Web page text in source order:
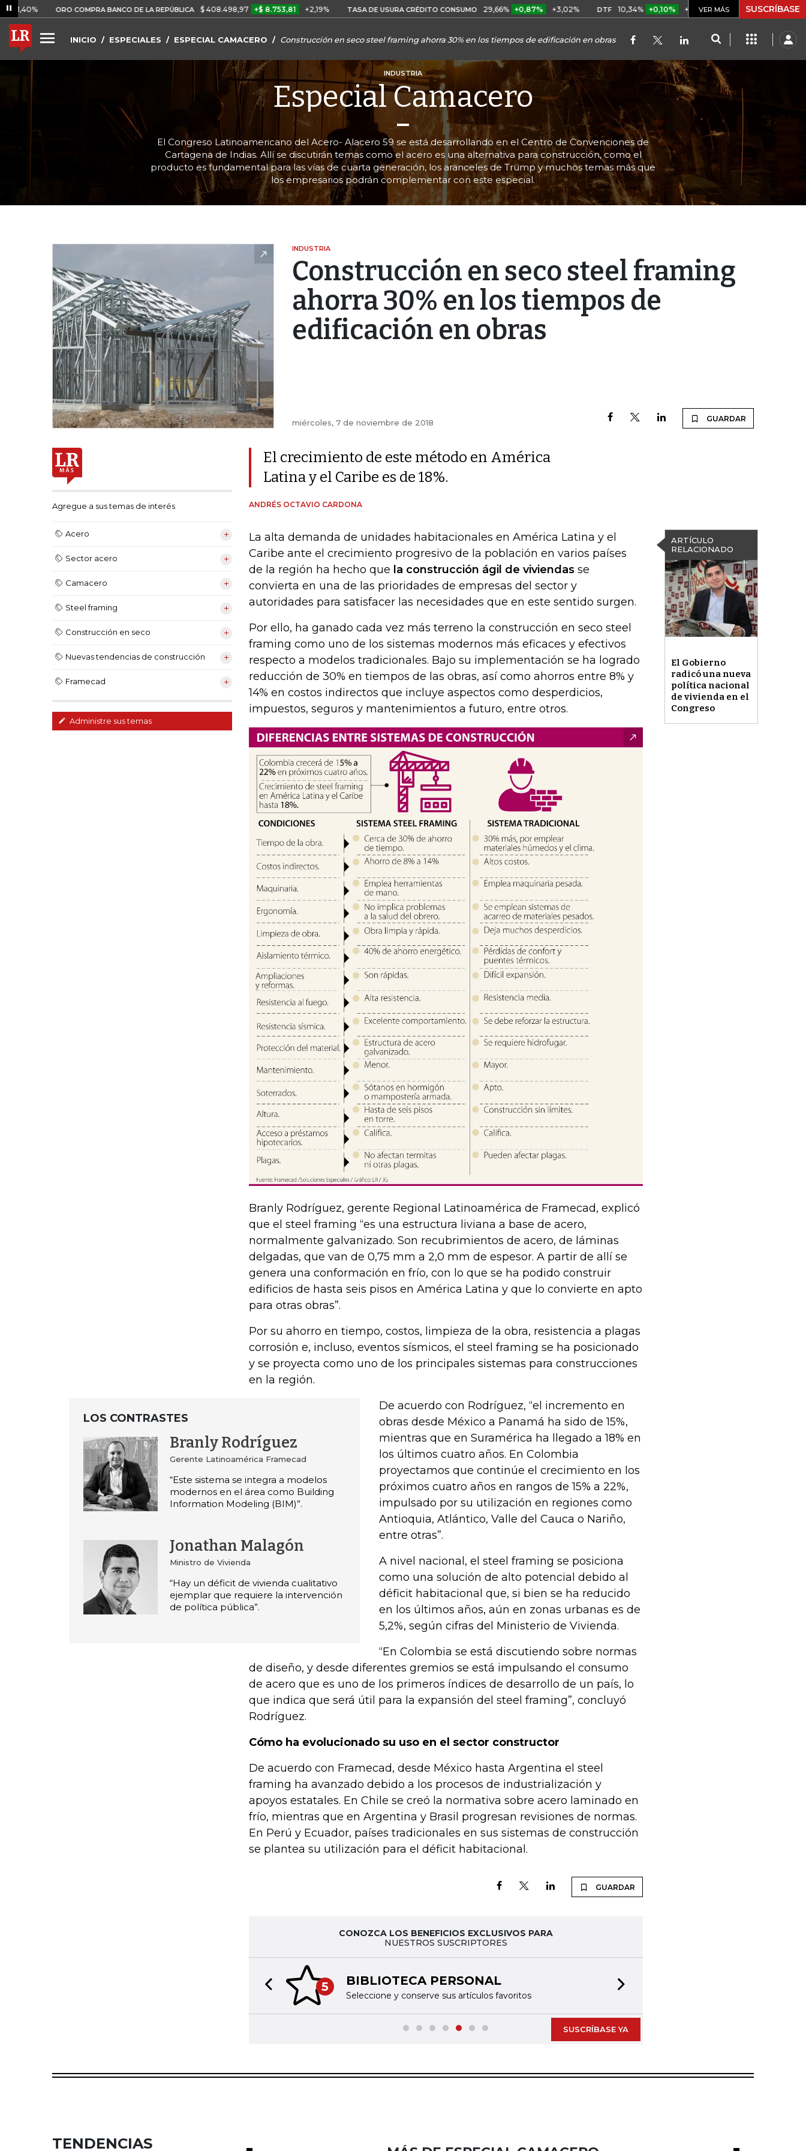
ORO COMPRA BANCO DE LA REPÚBLICA $ 408.498,97 +$ 8.753,81 +2,19% TASA DE USURA CRÉDITO CONSUMO 29,66% +0,87% +3,02% DTF 10,34% +0,10% +0,98% UVR $ 416,91 +$ 0,05 +0,01%
VER MÁS SUSCRÍBASE
INICIO ESPECIALES ESPECIAL CAMACERO Construcción en seco steel framing ahorra 30% en los tiempos de edificación en obras
INDUSTRIA
Especial Camacero
El Congreso Latinoamericano del Acero- Alacero 59 se está desarrollando en el Centro de Convenciones de
Cartagena de Indias. Allí se discutirán temas como el acero es una alternativa para construcción, como el
producto es fundamental para las vías de cuarta generación, los aranceles de Trump y muchos temas más que
los empresarios podrán complementar con este especial.
INDUSTRIA
Construcción en seco steel framing
ahorra 30% en los tiempos de
edificación en obras
miércoles, 7 de noviembre de 2018 GUARDAR
Agregue a sus temas de interés
Acero
Sector acero
Camacero
Steel framing
Construcción en seco
Nuevas tendencias de construcción
Framecad
Administre sus temas
El crecimiento de este método en América
Latina y el Caribe es de 18%.
ANDRÉS OCTAVIO CARDONA
ARTÍCULO
RELACIONADO
El Gobierno
radicó una nueva
política nacional
de vivienda en el
Congreso
La alta demanda de unidades habitacionales en América Latina y el
Caribe ante el crecimiento progresivo de la población en varios países
de la región ha hecho que la construcción ágil de viviendas se
convierta en una de las prioridades de empresas del sector y
autoridades para satisfacer las necesidades que en este sentido surgen.
Por ello, ha ganado cada vez más terreno la construcción en seco steel
framing como uno de los sistemas modernos más eficaces y efectivos
respecto a modelos tradicionales. Bajo su implementación se ha logrado
reducción de 30% en tiempos de las obras, así como ahorros entre 8% y
14% en costos indirectos que incluye aspectos como desperdicios,
impuestos, seguros y mantenimientos a futuro, entre otros.
Branly Rodríguez, gerente Regional Latinoamérica de Framecad, explicó
que el steel framing “es una estructura liviana a base de acero,
normalmente galvanizado. Son recubrimientos de acero, de láminas
delgadas, que van de 0,75 mm a 2,0 mm de espesor. A partir de allí se
genera una conformación en frío, con lo que se ha podido construir
edificios de hasta seis pisos en América Latina y que lo convierte en apto
para otras obras”.
Por su ahorro en tiempo, costos, limpieza de la obra, resistencia a plagas
corrosión e, incluso, eventos sísmicos, el steel framing se ha posicionado
y se proyecta como uno de los principales sistemas para construcciones
en la región.
LOS CONTRASTES
Branly Rodríguez
Gerente Latinoamérica Framecad
“Este sistema se integra a modelos
modernos en el área como Building
Information Modeling (BIM)”.
Jonathan Malagón
Ministro de Vivienda
“Hay un déficit de vivienda cualitativo
ejemplar que requiere la intervención
de política pública”.
De acuerdo con Rodríguez, “el incremento en
obras desde México a Panamá ha sido de 15%,
mientras que en Suramérica ha llegado a 18% en
los últimos cuatro años. En Colombia
proyectamos que continúe el crecimiento en los
próximos cuatro años en rangos de 15% a 22%,
impulsado por su utilización en regiones como
Antioquia, Atlántico, Valle del Cauca o Nariño,
entre otras”.
A nivel nacional, el steel framing se posiciona
como una solución de alto potencial debido al
déficit habitacional que, si bien se ha reducido
en los últimos años, aún en zonas urbanas es de
5,2%, según cifras del Ministerio de Vivienda.
“En Colombia se está discutiendo sobre normas
de diseño, y desde diferentes gremios se está impulsando el consumo
de acero que es uno de los primeros índices de desarrollo de un país, lo
que indica que será útil para la expansión del steel framing”, concluyó
Rodríguez.
Cómo ha evolucionado su uso en el sector constructor
De acuerdo con Framecad, desde México hasta Argentina el steel
framing ha avanzado debido a los procesos de industrialización y
apoyos estatales. En Chile se creó la normativa sobre acero laminado en
frío, mientras que en Argentina y Brasil progresan revisiones de normas.
En Perú y Ecuador, países tradicionales en sus sistemas de construcción
se plantea su utilización para el déficit habitacional.
GUARDAR
CONOZCA LOS BENEFICIOS EXCLUSIVOS PARA
NUESTROS SUSCRIPTORES
5 BIBLIOTECA PERSONAL
Seleccione y conserve sus artículos favoritos
Previous slide
SUSCRÍBASE YA
TENDENCIAS